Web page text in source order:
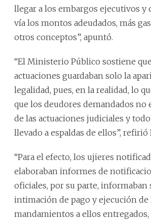
llegar a los embargos ejecutivos y
vía los montos adeudados, más
otros conceptos”, apuntó.
“El Ministerio Público sostiene
actuaciones guardaban solo la
legalidad, pues, en la realidad, lo
que los deudores demandados no
de las actuaciones judiciales y
llevado a espaldas de ellos”, refirió
“Para el efecto, los ujieres
elaboraban informes de
oficiales, por su parte, informaban
intimación de pago y ejecución de
mandamientos a ellos entregados,